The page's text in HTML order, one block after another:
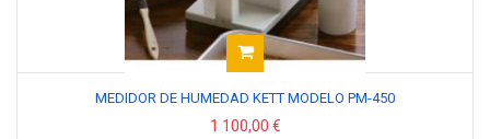
MEDIDOR DE HUMEDAD KETT MODELO PM-450
1 100,00 €